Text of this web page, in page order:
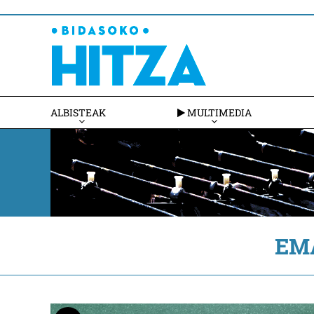
ALBISTEAK MULTIMEDIA